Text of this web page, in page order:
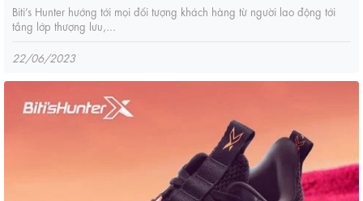
Biti’s Hunter hướng tới mọi đối tượng khách hàng từ người lao động tới
tầng lớp thượng lưu,...
22/06/2023